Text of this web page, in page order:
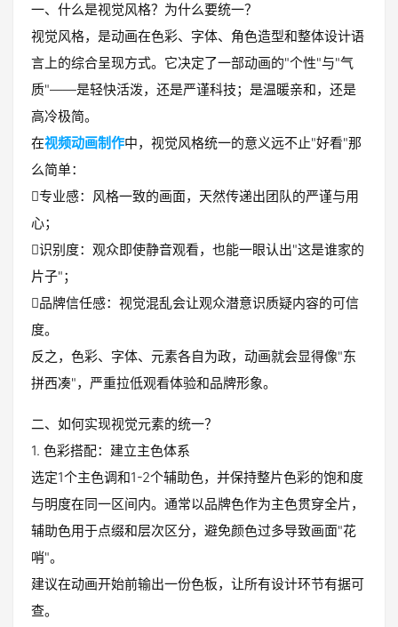
一、什么是视觉风格？为什么要统一？
视觉风格，是动画在色彩、字体、角色造型和整体设计语
言上的综合呈现方式。它决定了一部动画的"个性"与"气
质"——是轻快活泼，还是严谨科技；是温暖亲和，还是
高冷极简。
在视频动画制作中，视觉风格统一的意义远不止"好看"那
么简单：
专业感：风格一致的画面，天然传递出团队的严谨与用
心；
识别度：观众即使静音观看，也能一眼认出"这是谁家的
片子"；
品牌信任感：视觉混乱会让观众潜意识质疑内容的可信
度。
反之，色彩、字体、元素各自为政，动画就会显得像"东
拼西凑"，严重拉低观看体验和品牌形象。
二、如何实现视觉元素的统一？
1. 色彩搭配：建立主色体系
选定1个主色调和1-2个辅助色，并保持整片色彩的饱和度
与明度在同一区间内。通常以品牌色作为主色贯穿全片，
辅助色用于点缀和层次区分，避免颜色过多导致画面"花
哨"。
建议在动画开始前输出一份色板，让所有设计环节有据可
查。